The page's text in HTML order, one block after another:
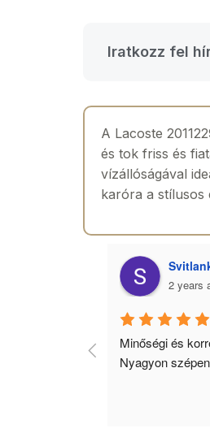
Iratkozz fel
A Lacoste
és tok friss és
vízállóságával
karóra a stílusos
2 years
Minőségi és
Nyagyon